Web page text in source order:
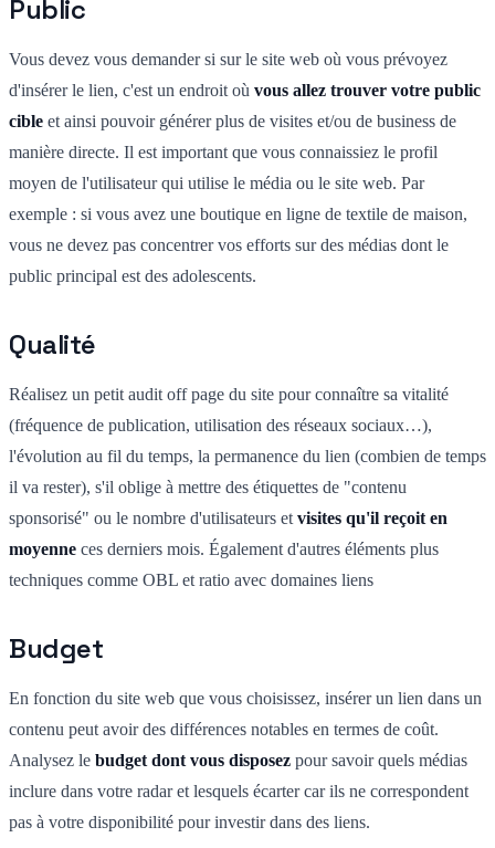
Public
Vous devez vous demander si sur le site web où vous prévoyez
d'insérer le lien, c'est un endroit où vous allez trouver votre public
cible et ainsi pouvoir générer plus de visites et/ou de business de
manière directe. Il est important que vous connaissiez le profil
moyen de l'utilisateur qui utilise le média ou le site web. Par
exemple : si vous avez une boutique en ligne de textile de maison,
vous ne devez pas concentrer vos efforts sur des médias dont le
public principal est des adolescents.
Qualité
Réalisez un petit audit off page du site pour connaître sa vitalité
(fréquence de publication, utilisation des réseaux sociaux…),
l'évolution au fil du temps, la permanence du lien (combien de temps
il va rester), s'il oblige à mettre des étiquettes de "contenu
sponsorisé" ou le nombre d'utilisateurs et visites qu'il reçoit en
moyenne ces derniers mois. Également d'autres éléments plus
techniques comme OBL et ratio avec domaines liens
Budget
En fonction du site web que vous choisissez, insérer un lien dans un
contenu peut avoir des différences notables en termes de coût.
Analysez le budget dont vous disposez pour savoir quels médias
inclure dans votre radar et lesquels écarter car ils ne correspondent
pas à votre disponibilité pour investir dans des liens.